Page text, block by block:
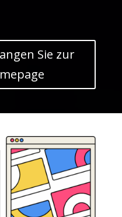
Sie zur